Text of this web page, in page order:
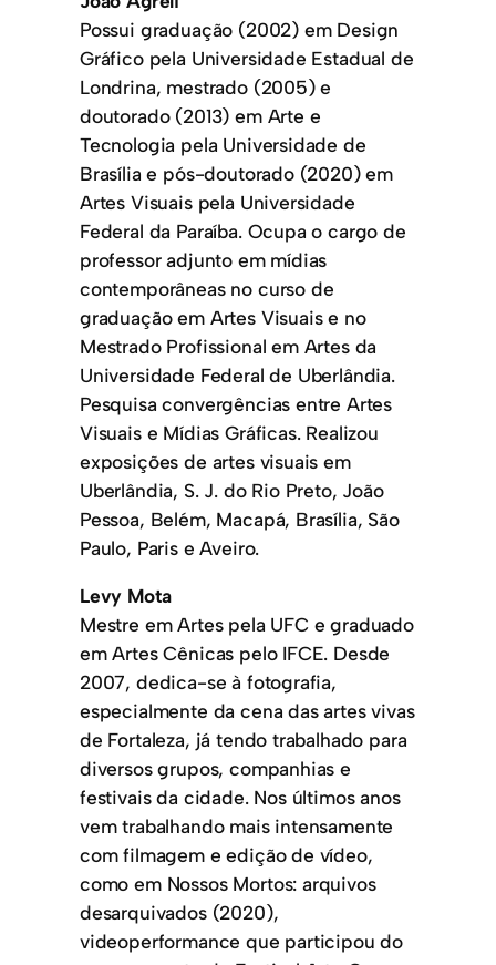
Possui graduação (2002) em Design
Gráfico pela Universidade Estadual de
Londrina, mestrado (2005) e
doutorado (2013) em Arte e
Tecnologia pela Universidade de
Brasília e pós-doutorado (2020) em
Artes Visuais pela Universidade
Federal da Paraíba. Ocupa o cargo de
professor adjunto em mídias
contemporâneas no curso de
graduação em Artes Visuais e no
Mestrado Profissional em Artes da
Universidade Federal de Uberlândia.
Pesquisa convergências entre Artes
Visuais e Mídias Gráficas. Realizou
exposições de artes visuais em
Uberlândia, S. J. do Rio Preto, João
Pessoa, Belém, Macapá, Brasília, São
Paulo, Paris e Aveiro.
Levy Mota
Mestre em Artes pela UFC e graduado
em Artes Cênicas pelo IFCE. Desde
2007, dedica-se à fotografia,
especialmente da cena das artes vivas
de Fortaleza, já tendo trabalhado para
diversos grupos, companhias e
festivais da cidade. Nos últimos anos
vem trabalhando mais intensamente
com filmagem e edição de vídeo,
como em Nossos Mortos: arquivos
desarquivados (2020),
videoperformance que participou do